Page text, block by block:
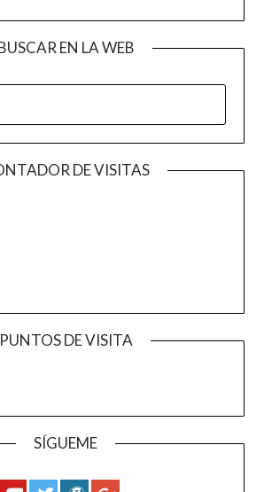
EN LA WEB
DE VISITAS
PUNTOS DE VISITA
SÍGUEME